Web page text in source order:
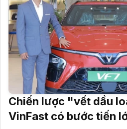
Chiến lược "vết dầu
VinFast có bước tiến